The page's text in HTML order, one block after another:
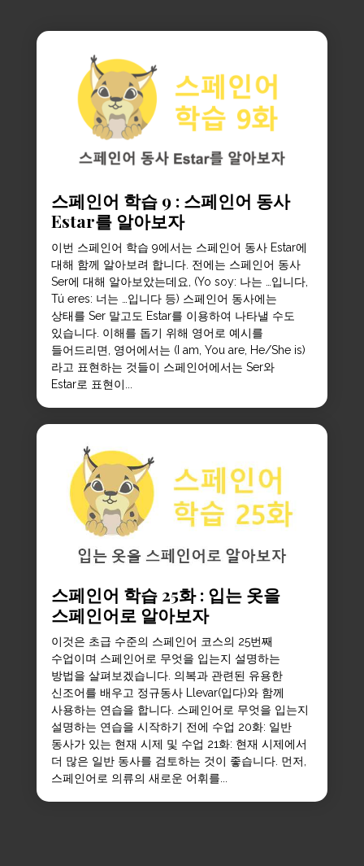
스페인어 학습 9 : 스페인어 동사
Estar를 알아보자
이번 스페인어 학습 9에서는 스페인어 동사 Estar에
대해 함께 알아보려 합니다. 전에는 스페인어 동사
Ser에 대해 알아보았는데요, (Yo soy: 나는 …입니다,
Tú eres: 너는 …입니다 등) 스페인어 동사에는
상태를 Ser 말고도 Estar를 이용하여 나타낼 수도
있습니다. 이해를 돕기 위해 영어로 예시를
들어드리면, 영어에서는 (I am, You are, He/She is)
라고 표현하는 것들이 스페인어에서는 Ser와
Estar로 표현이...
스페인어 학습 25화 : 입는 옷을
스페인어로 알아보자
이것은 초급 수준의 스페인어 코스의 25번째
수업이며 스페인어로 무엇을 입는지 설명하는
방법을 살펴보겠습니다. 의복과 관련된 유용한
신조어를 배우고 정규동사 Llevar(입다)와 함께
사용하는 연습을 합니다. 스페인어로 무엇을 입는지
설명하는 연습을 시작하기 전에 수업 20화: 일반
동사가 있는 현재 시제 및 수업 21화: 현재 시제에서
더 많은 일반 동사를 검토하는 것이 좋습니다. 먼저,
스페인어로 의류의 새로운 어휘를...